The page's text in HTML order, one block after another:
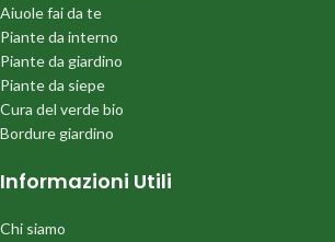
Aiuole fai da te
Piante da interno
Piante da giardino
Piante da siepe
Cura del verde bio
Bordure giardino
Informazioni Utili
Chi siamo